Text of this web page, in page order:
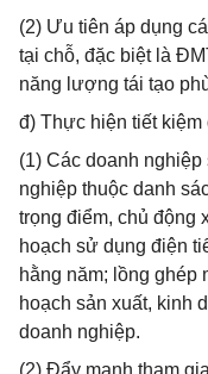
(2) Ưu tiên áp dụng
tại chỗ, đặc biệt là
năng lượng tái tạo
đ) Thực hiện tiết kiệm
(1) Các doanh
nghiệp thuộc danh
trọng điểm, chủ động
hoạch sử dụng điện
hằng năm; lồng ghép
hoạch sản xuất, kinh
doanh nghiệp.
(2) Đẩy mạnh tham